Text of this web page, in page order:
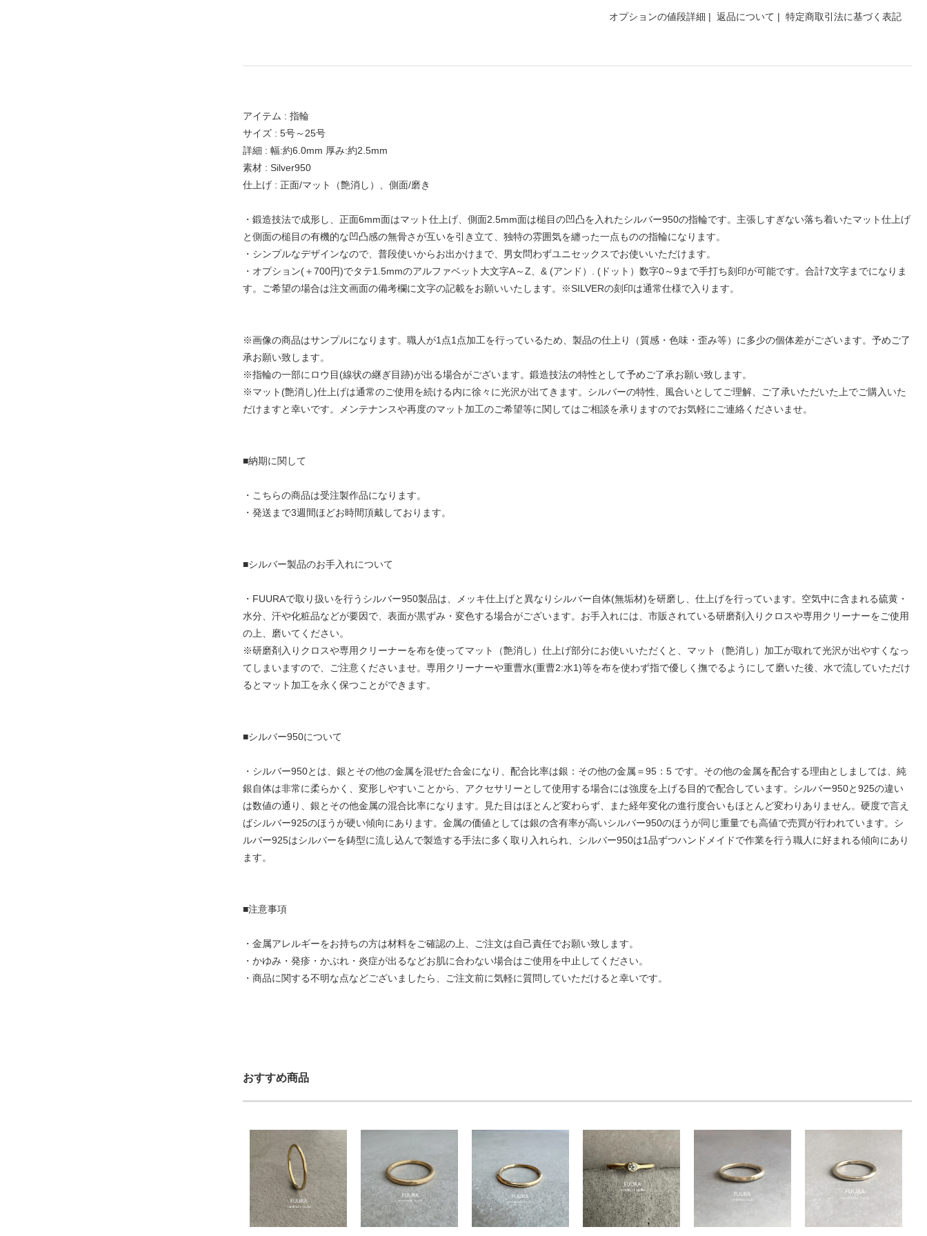
オプションの値段詳細 | 返品について | 特定商取引法に基づく表記
アイテム : 指輪
サイズ : 5号～25号
詳細 : 幅:約6.0mm 厚み:約2.5mm
素材 : Silver950
仕上げ : 正面/マット（艶消し）、側面/磨き
・鍛造技法で成形し、正面6mm面はマット仕上げ、側面2.5mm面は槌目の凹凸を入れたシルバー950の指輪です。主張しすぎない落ち着いたマット仕上げ
と側面の槌目の有機的な凹凸感の無骨さが互いを引き立て、独特の雰囲気を纏った一点ものの指輪になります。
・シンプルなデザインなので、普段使いからお出かけまで、男女問わずユニセックスでお使いいただけます。
・オプション(＋700円)でタテ1.5mmのアルファベット大文字A～Z、& (アンド）. (ドット）数字0～9まで手打ち刻印が可能です。合計7文字までになりま
す。ご希望の場合は注文画面の備考欄に文字の記載をお願いいたします。※SILVERの刻印は通常仕様で入ります。
※画像の商品はサンプルになります。職人が1点1点加工を行っているため、製品の仕上り（質感・色味・歪み等）に多少の個体差がございます。予めご了
承お願い致します。
※指輪の一部にロウ目(線状の継ぎ目跡)が出る場合がございます。鍛造技法の特性として予めご了承お願い致します。
※マット(艶消し)仕上げは通常のご使用を続ける内に徐々に光沢が出てきます。シルバーの特性、風合いとしてご理解、ご了承いただいた上でご購入いた
だけますと幸いです。メンテナンスや再度のマット加工のご希望等に関してはご相談を承りますのでお気軽にご連絡くださいませ。
■納期に関して
・こちらの商品は受注製作品になります。
・発送まで3週間ほどお時間頂戴しております。
■シルバー製品のお手入れについて
・FUURAで取り扱いを行うシルバー950製品は、メッキ仕上げと異なりシルバー自体(無垢材)を研磨し、仕上げを行っています。​空気中に含まれる硫黄・
水分、汗や化粧品などが要因で、表面が黒ずみ・変色する場合がございます。​お手入れには、市販されている研磨剤入りクロスや専用クリーナーをご使用
の上、磨いてください。​
※研磨剤入りクロスや専用クリーナーを布を使ってマット（艶消し）仕上げ部分にお使いいただくと、マット（艶消し）加工が取れて光沢が出やすくなっ
てしまいますので、ご注意くださいませ。専用クリーナーや重曹水(重曹2:水1)等を布を使わず指で優しく撫でるようにして磨いた後、水で流していただけ
るとマット加工を永く保つことができます。
■シルバー950について
・シルバー950とは、銀とその他の金属を混ぜた合金になり、配合比率は銀：その他の金属＝95：5 です。その他の金属を配合する理由としましては、純
銀自体は非常に柔らかく、変形しやすいことから、アクセサリーとして使用する場合には強度を上げる目的で配合しています。シルバー950と925の違い
は数値の通り、銀とその他金属の混合比率になります。見た目はほとんど変わらず、また経年変化の進行度合いもほとんど変わりありません。硬度で言え
ばシルバー925のほうが硬い傾向にあります。金属の価値としては銀の含有率が高いシルバー950のほうが同じ重量でも高値で売買が行われています。シ
ルバー925はシルバーを鋳型に流し込んで製造する手法に多く取り入れられ、シルバー950は1品ずつハンドメイドで作業を行う職人に好まれる傾向にあり
ます。
■注意事項
・金属アレルギーをお持ちの方は材料をご確認の上、ご注文は自己責任でお願い致します。
・かゆみ・発疹・かぶれ・炎症が出るなどお肌に合わない場合はご使用を中止してください。
・商品に関する不明な点などございましたら、ご注文前に気軽に質問していただけると幸いです。
おすすめ商品